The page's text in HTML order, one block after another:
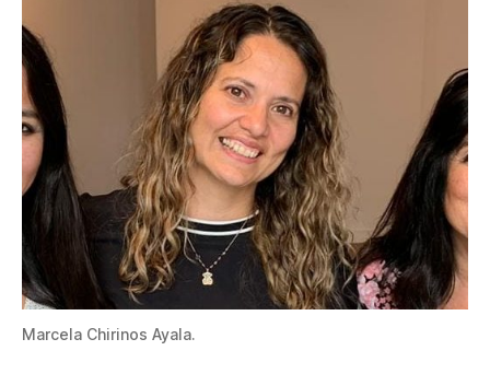
Marcela Chirinos Ayala.